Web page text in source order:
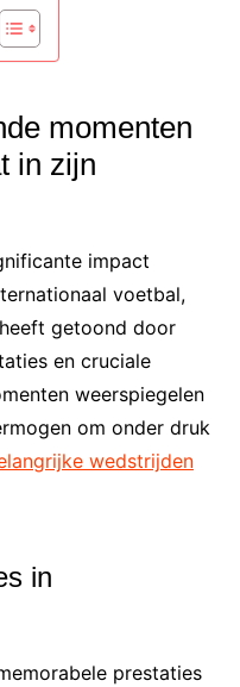
momenten
in zijn
impact
voetbal,
getoond door
en cruciale
weerspiegelen
om onder druk
wedstrijden
in
prestaties